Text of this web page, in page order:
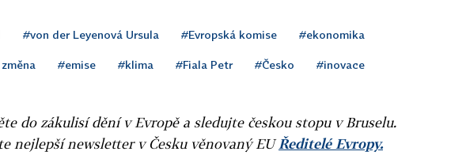
#von der Leyenová Ursula #Evropská komise #ekonomika
#emise #klima #Fiala Petr #Česko #inovace
do zákulisí dění v Evropě a sledujte českou stopu v Bruselu.
nejlepší newsletter v Česku věnovaný EUŘeditelé Evropy.